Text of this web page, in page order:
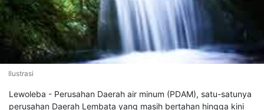
Ilustrasi
Lewoleba - Perusahan Daerah air minum (PDAM), satu-satunya
perusahan Daerah Lembata yang masih bertahan hingga kini